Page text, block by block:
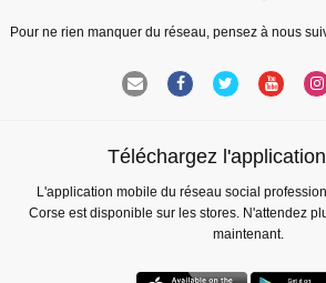
Pour ne rien manquer du réseau, pensez à nous
Téléchargez
L'application mobile du réseau social
Corse est disponible sur les stores. N'attendez
maintenant.